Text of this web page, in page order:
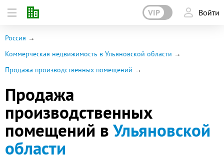
VIP Войти
Россия
Коммерческая недвижимость в Ульяновской области
Продажа производственных помещений
Продажа
производственных
помещений вУльяновской
области